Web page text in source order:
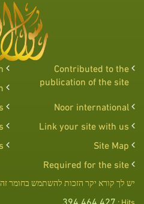
Contributed to the
publication of the site
Noor international
Link your site with us
Site Map
Required for the site
יש לך קורא יקר הזכות להשתמש בחומר
Hits :
394,464,427